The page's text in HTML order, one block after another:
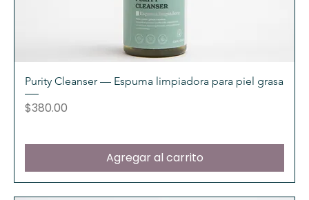
Purity Cleanser — Espuma limpiadora para piel grasa
Precio
$380.00
Agregar al carrito